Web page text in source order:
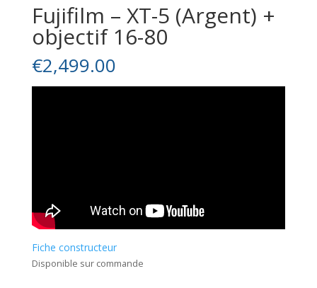
Fujifilm – XT-5 (Argent) +
objectif 16-80
€2,499.00
Fiche constructeur
Disponible sur commande